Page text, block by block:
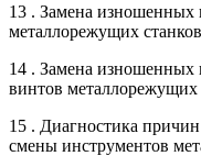
13 . Замена изношенных
металлорежущих станков
14 . Замена
винтов металлорежущих
15 . Диагностика
смены инструментов